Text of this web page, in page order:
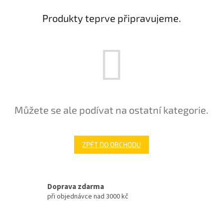
Produkty teprve připravujeme.
Můžete se ale podívat na ostatní kategorie.
ZPĚT DO OBCHODU
Doprava zdarma
při objednávce nad 3000 kč